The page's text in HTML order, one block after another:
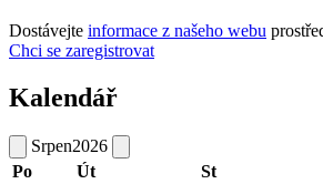
Dostávejte informace z našeho webu
Chci se zaregistrovat
Kalendář
Srpen2026
Po
Út St